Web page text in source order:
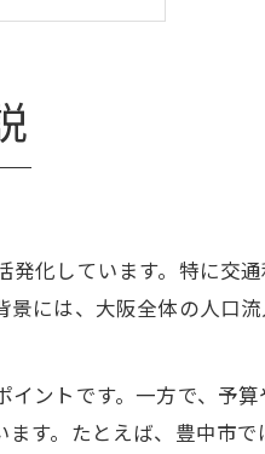
ング
理由
検証
条件
活用法
化しています。特に交
には、大阪全体の人口
ントです。一方で、予
す。たとえば、豊中市